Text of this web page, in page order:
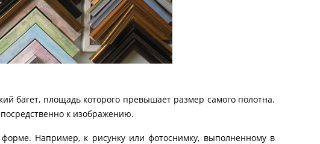
багет, площадь которого превышает размер самого полотна.
к изображению.
Например, к рисунку или фотоснимку, выполненному в